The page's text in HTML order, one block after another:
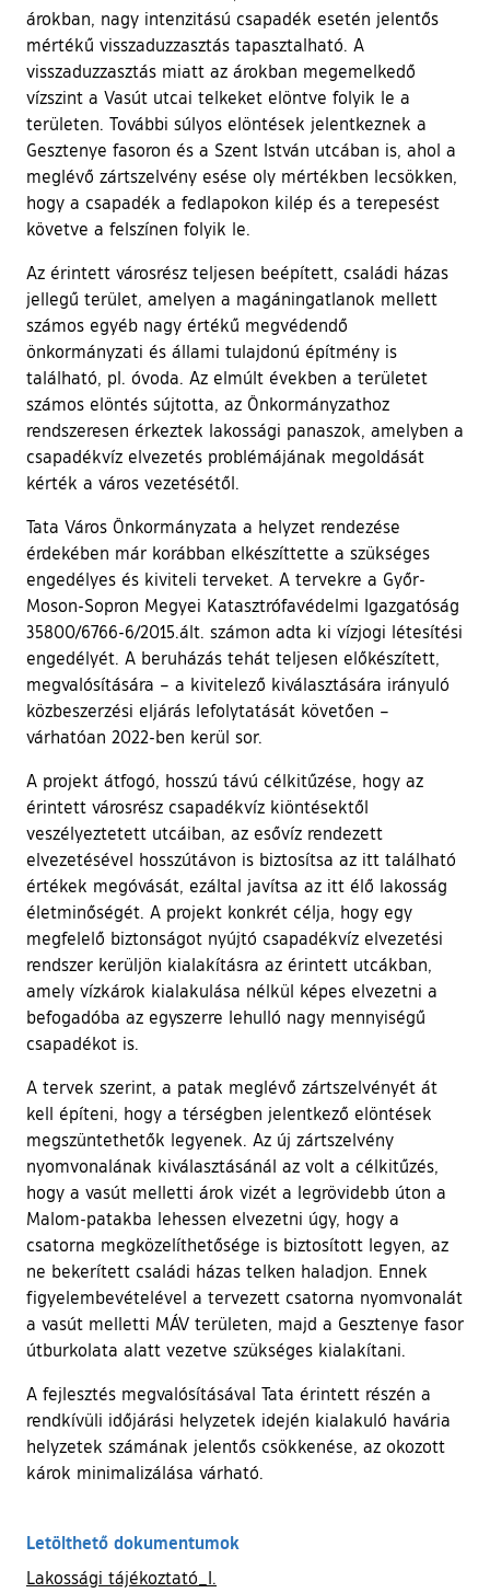
árokban, nagy intenzitású csapadék esetén jelentős
mértékű visszaduzzasztás tapasztalható. A
visszaduzzasztás miatt az árokban megemelkedő
vízszint a Vasút utcai telkeket elöntve folyik le a
területen. További súlyos elöntések jelentkeznek a
Gesztenye fasoron és a Szent István utcában is, ahol a
meglévő zártszelvény esése oly mértékben lecsökken,
hogy a csapadék a fedlapokon kilép és a terepesést
követve a felszínen folyik le.
Az érintett városrész teljesen beépített, családi házas
jellegű terület, amelyen a magáningatlanok mellett
számos egyéb nagy értékű megvédendő
önkormányzati és állami tulajdonú építmény is
található, pl. óvoda. Az elmúlt években a területet
számos elöntés sújtotta, az Önkormányzathoz
rendszeresen érkeztek lakossági panaszok, amelyben a
csapadékvíz elvezetés problémájának megoldását
kérték a város vezetésétől.
Tata Város Önkormányzata a helyzet rendezése
érdekében már korábban elkészíttette a szükséges
engedélyes és kiviteli terveket. A tervekre a Győr-
Moson-Sopron Megyei Katasztrófavédelmi Igazgatóság
35800/6766-6/2015.ált. számon adta ki vízjogi létesítési
engedélyét. A beruházás tehát teljesen előkészített,
megvalósítására – a kivitelező kiválasztására irányuló
közbeszerzési eljárás lefolytatását követően –
várhatóan 2022-ben kerül sor.
A projekt átfogó, hosszú távú célkitűzése, hogy az
érintett városrész csapadékvíz kiöntésektől
veszélyeztetett utcáiban, az esővíz rendezett
elvezetésével hosszútávon is biztosítsa az itt található
értékek megóvását, ezáltal javítsa az itt élő lakosság
életminőségét. A projekt konkrét célja, hogy egy
megfelelő biztonságot nyújtó csapadékvíz elvezetési
rendszer kerüljön kialakításra az érintett utcákban,
amely vízkárok kialakulása nélkül képes elvezetni a
befogadóba az egyszerre lehulló nagy mennyiségű
csapadékot is.
A tervek szerint, a patak meglévő zártszelvényét át
kell építeni, hogy a térségben jelentkező elöntések
megszüntethetők legyenek. Az új zártszelvény
nyomvonalának kiválasztásánál az volt a célkitűzés,
hogy a vasút melletti árok vizét a legrövidebb úton a
Malom-patakba lehessen elvezetni úgy, hogy a
csatorna megközelíthetősége is biztosított legyen, az
ne bekerített családi házas telken haladjon. Ennek
figyelembevételével a tervezett csatorna nyomvonalát
a vasút melletti MÁV területen, majd a Gesztenye fasor
útburkolata alatt vezetve szükséges kialakítani.
A fejlesztés megvalósításával Tata érintett részén a
rendkívüli időjárási helyzetek idején kialakuló havária
helyzetek számának jelentős csökkenése, az okozott
károk minimalizálása várható.
Letölthető dokumentumok
Lakossági tájékoztató_I.